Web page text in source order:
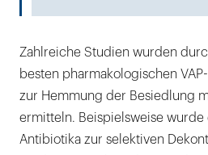
Zahlreiche Studien wurden
besten pharmakologischen
zur Hemmung der Besiedlung
ermitteln. Beispielsweise
Antibiotika zur selektiven